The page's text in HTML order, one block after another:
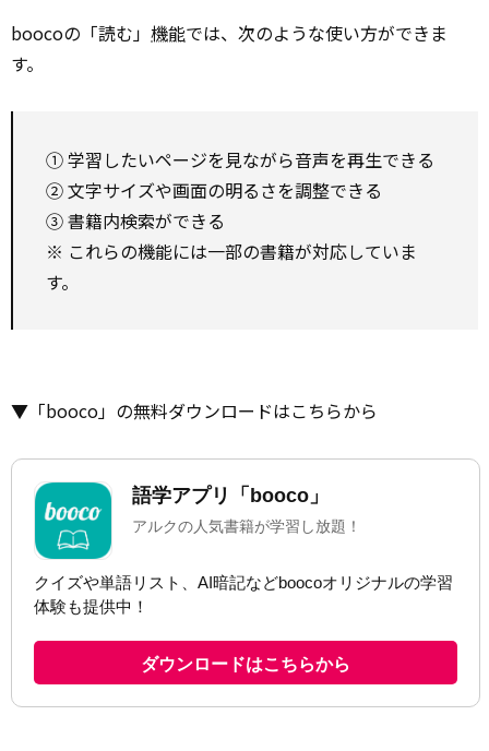
boocoの「読む」 機能では、次のような使い方ができま
す。
① 学習したいページを見ながら音声を再生できる
② 文字サイズや画面の明るさを調整できる
③ 書籍内検索ができる
※ これらの機能には一部の書籍が対応していま
す。
▼「booco」の無料ダウンロードはこちらから